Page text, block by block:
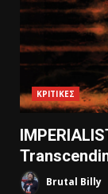
ΚΡΙΤΙΚΕΣ
Brutal Billy